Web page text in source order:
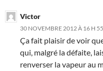
Victor
30 NOVEMBRE 2012 À 16 H
Ça fait plaisir de voir
qui, malgré la défaite,
renverser la vapeur au